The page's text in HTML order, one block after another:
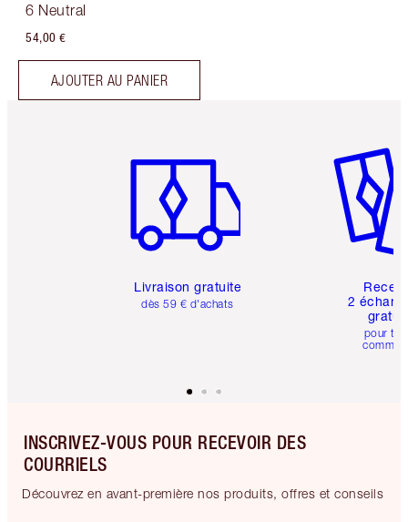
6 Neutral
54,00 €
AJOUTER AU PANIER
Livraison gratuite
dès 59 € d'achats
2
pour
INSCRIVEZ-VOUS POUR RECEVOIR DES
COURRIELS
Découvrez en avant-première nos produits, offres et conseils